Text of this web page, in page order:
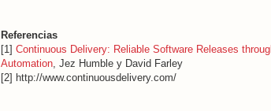
Referencias
[1] Continuous Delivery: Reliable Software Releases
Automation, Jez Humble y David Farley
[2] http://www.continuousdelivery.com/